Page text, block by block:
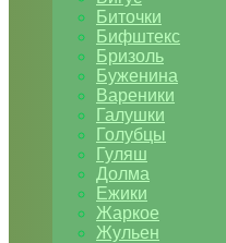
Биточки
Бифштекс
Бризоль
Буженина
Вареники
Галушки
Голубцы
Гуляш
Долма
Ежики
Жаркое
Жульен